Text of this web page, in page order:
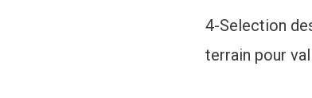
4-Selection
terrain pour